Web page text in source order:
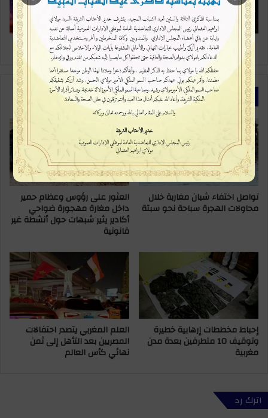
بداية
جديدة؟
ليلة رأس السنة: احتفال بالفساد أم بداية جديدة؟
مقالات ذات صلة
تواصل اختفاء شبان مغاربة خلال
محاولات الهجرة سباحة نحو سبتة
العثور على رؤوس وعظام حمير
داخل مغارة مهجورة ضواحي
أكادير يثير شبهات حول أنشطة غير
قانونية
إحباط مخططات إرهابية خطيرة
وتوقيف 10 متطرفين بعدة مدن
مغربية
العلم المغربي يتصدر احتفالات
المصريين بعد التأهل إلى ثمن
نهائي كأس العالم
اترك رد